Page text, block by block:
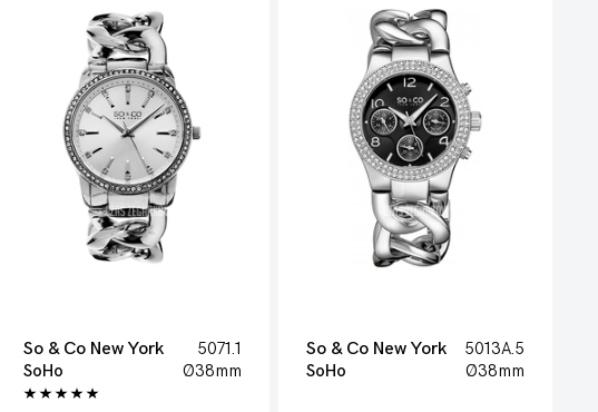
So & Co New York
5071.1
SoHo
Ø38mm
So & Co New York
5013A.5
SoHo
Ø38mm